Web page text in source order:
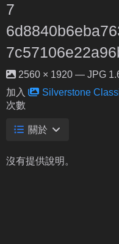
7
2560 × 1920 — JPG
加入
Silverstone
次數
關於
沒有提供說明。